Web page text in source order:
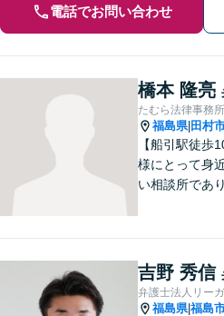
電話でお問い合わせ
橋本 隆亮
たむら法律事務所
福島県| 田村
【船引駅徒歩
様にとって身
い相談所であ
に、まずはお
ださい。
z/ （公式ホー
吉野 秀信
弁護士法人リー
福島県|福島